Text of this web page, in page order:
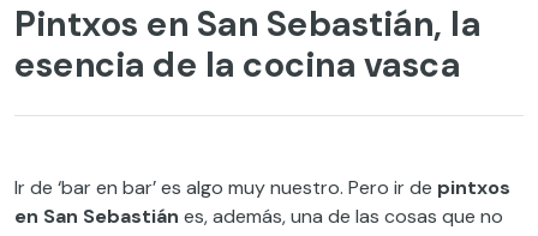
Pintxos en San Sebastián, la
esencia de la cocina vasca
Ir de ‘bar en bar’ es algo muy nuestro. Pero ir de pintxos
en San Sebastián es, además, una de las cosas que no